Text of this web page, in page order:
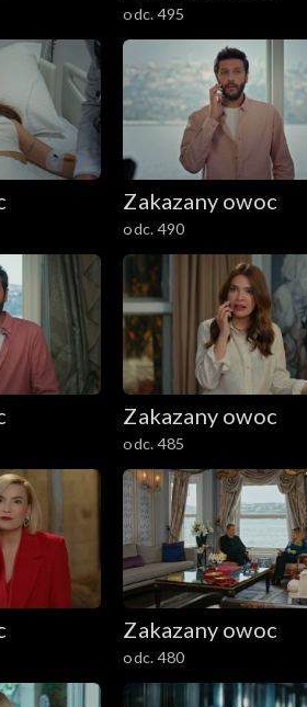
odc. 495
Zakazany owoc
odc. 490
Zakazany owoc
odc. 485
Zakazany owoc
odc. 480